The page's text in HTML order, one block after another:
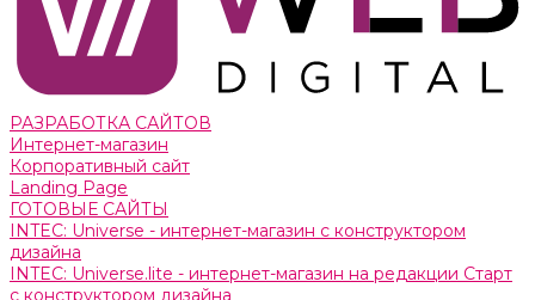
РАЗРАБОТКА САЙТОВ
Интернет-магазин
Корпоративный сайт
Landing Page
ГОТОВЫЕ САЙТЫ
INTEC: Universe - интернет-магазин с конструктором
дизайна
INTEC: Universe.lite - интернет-магазин на редакции Старт
с конструктором дизайна